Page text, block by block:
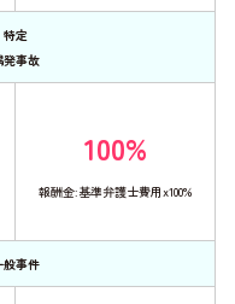
特定
発事故
100%
報酬金:基準弁護士費用x100%
般事件